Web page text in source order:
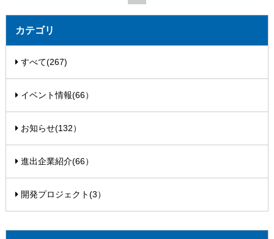
カテゴリ
すべて(267)
イベント情報(66）
お知らせ(132）
進出企業紹介(66）
開発プロジェクト(3）